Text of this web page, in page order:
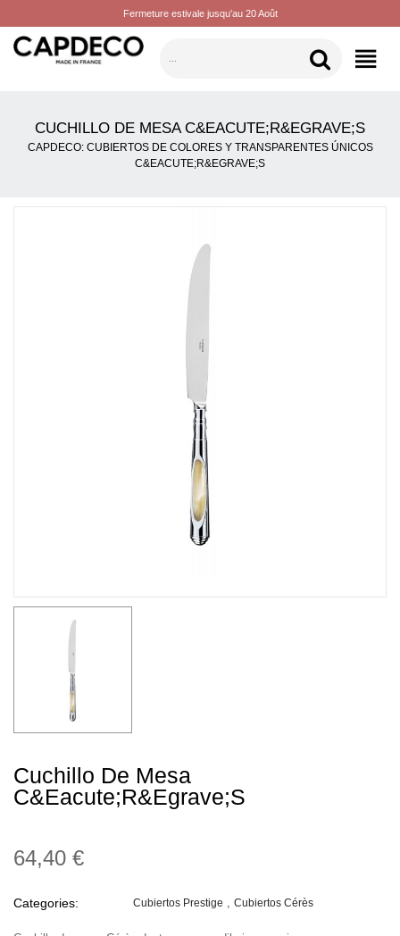
Fermeture estivale jusqu'au 20 Août
CATEGORÍAS
CUCHILLO DE MESA C&EACUTE;R&EGRAVE;S
CAPDECO: CUBIERTOS DE COLORES Y TRANSPARENTES ÚNICOS
C&EACUTE;R&EGRAVE;S
Cuchillo De Mesa
C&eacute;r&egrave;s
64,40 €
Categories: Cubiertos Prestige Cubiertos Cérès